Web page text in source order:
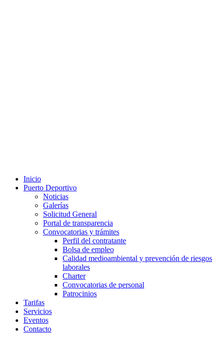
Inicio
Puerto Deportivo
Noticias
Galerías
Solicitud General
Portal de transparencia
Convocatorias y trámites
Perfil del contratante
Bolsa de empleo
Calidad medioambiental y prevención de riesgos
laborales
Charter
Convocatorias de personal
Patrocinios
Tarifas
Servicios
Eventos
Contacto